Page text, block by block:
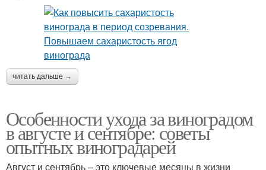
читать дальше →
Особенности ухода за виноградом
в августе и сентябре: советы
опытных виноградарей
Август и сентябрь – это ключевые месяцы в жизни